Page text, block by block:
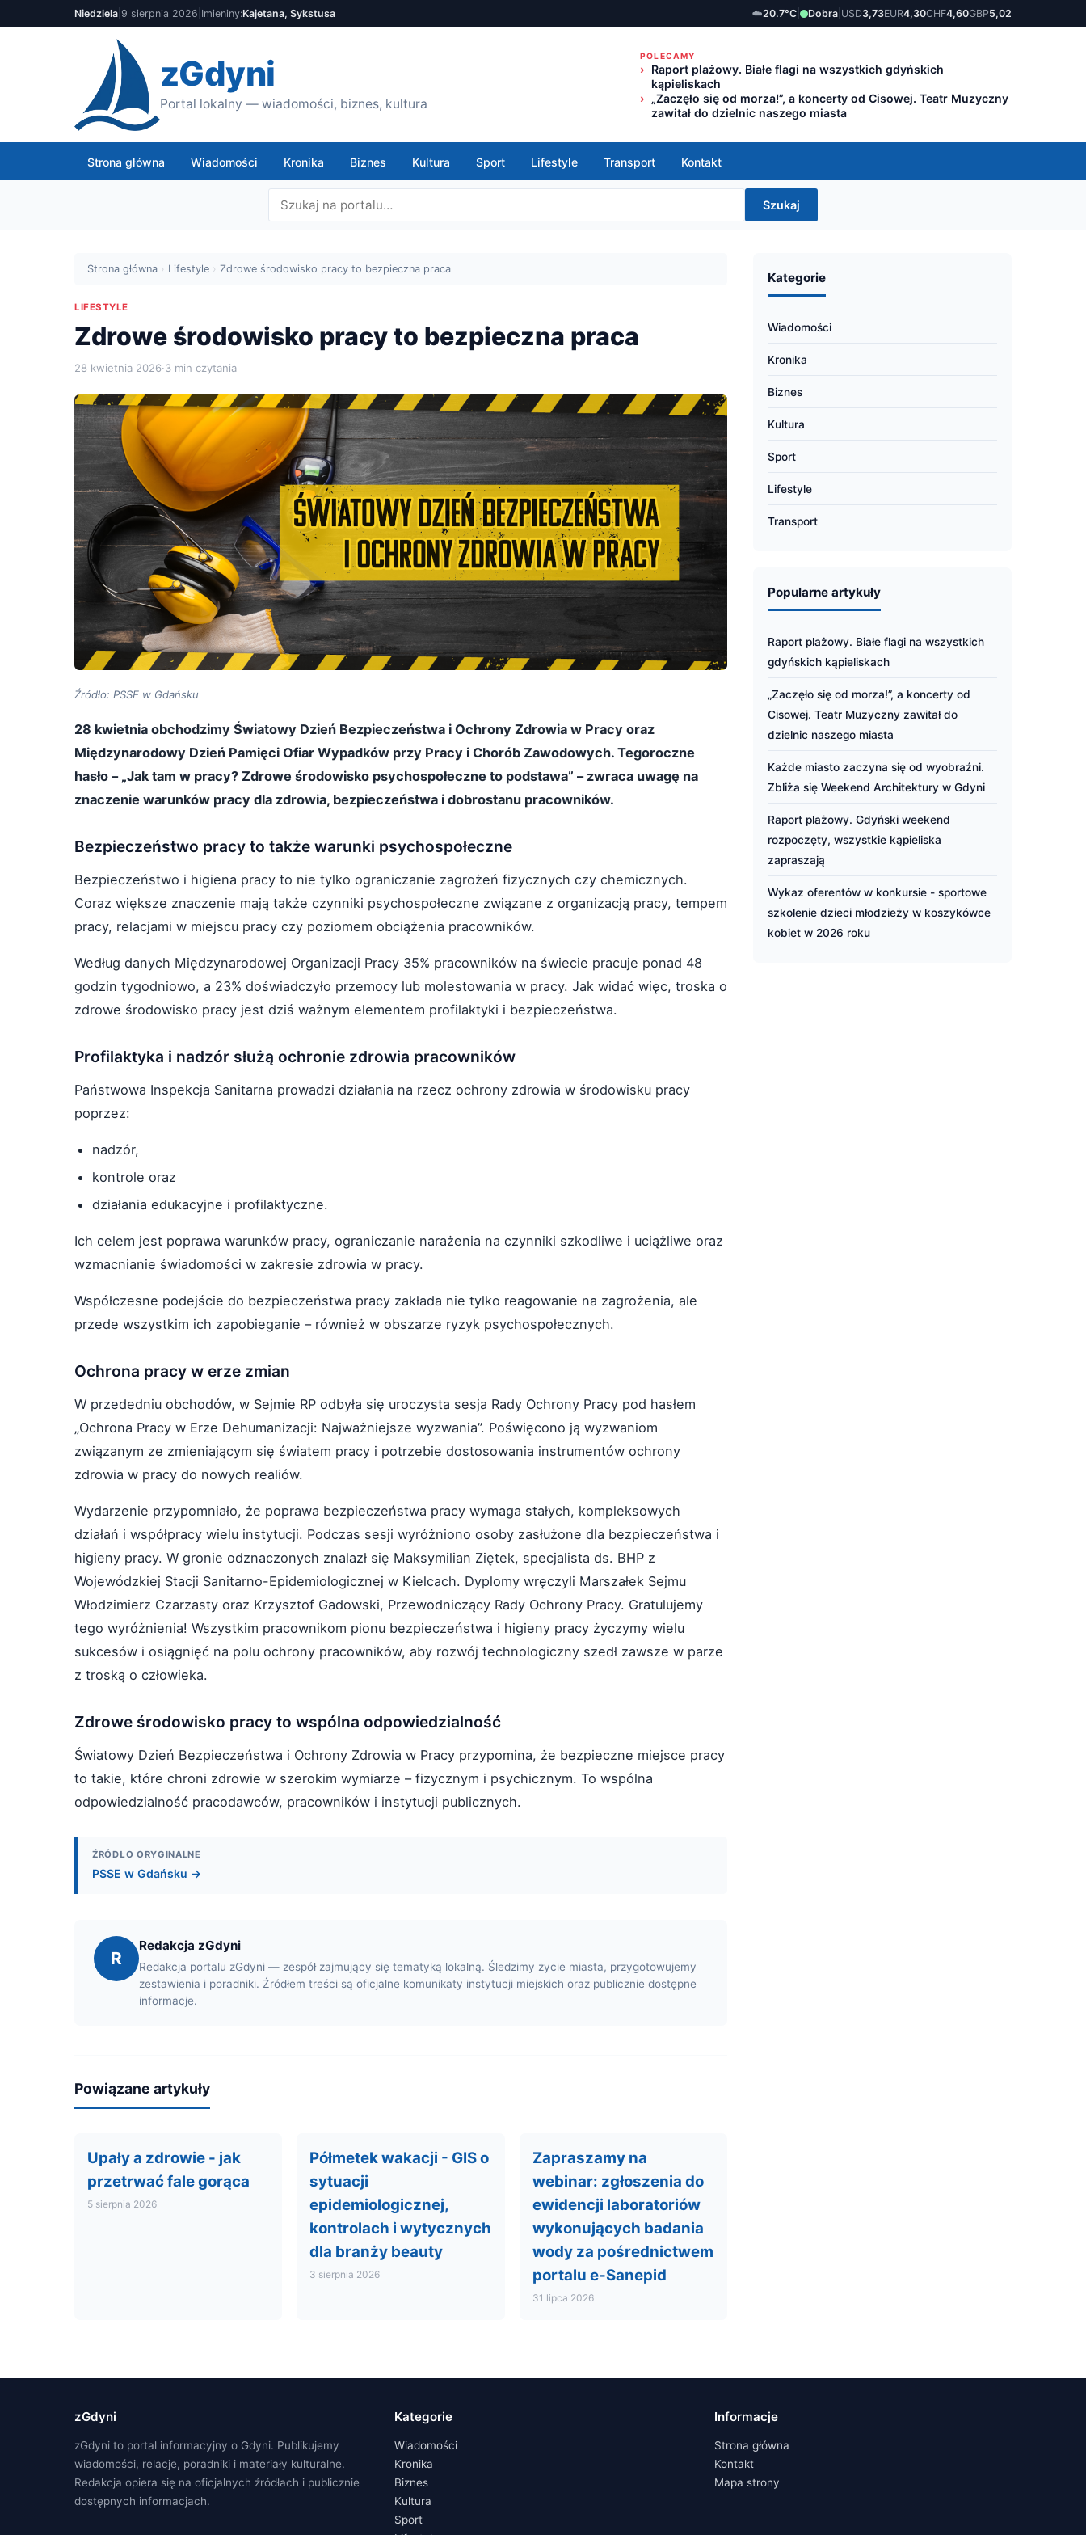
Niedziela 9 sierpnia 2026 Imieniny:Kajetana, Sykstusa ☁️20.7°C Dobra USD3,73EUR4,30CHF4,60GBP5,02
zGdyni
Portal lokalny — wiadomości, biznes, kultura
POLECAMY
Raport plażowy. Białe flagi na wszystkich gdyńskich
kąpieliskach
„Zaczęło się od morza!”, a koncerty od Cisowej. Teatr Muzyczny
zawitał do dzielnic naszego miasta
Strona główna Wiadomości Kronika Biznes Kultura Sport Lifestyle Transport Kontakt
Szukaj
Strona główna › Lifestyle › Zdrowe środowisko pracy to bezpieczna praca
LIFESTYLE
Zdrowe środowisko pracy to bezpieczna praca
28 kwietnia 2026·3 min czytania
Źródło: PSSE w Gdańsku
28 kwietnia obchodzimy Światowy Dzień Bezpieczeństwa i Ochrony Zdrowia w Pracy oraz
Międzynarodowy Dzień Pamięci Ofiar Wypadków przy Pracy i Chorób Zawodowych. Tegoroczne
hasło – „Jak tam w pracy? Zdrowe środowisko psychospołeczne to podstawa” – zwraca uwagę na
znaczenie warunków pracy dla zdrowia, bezpieczeństwa i dobrostanu pracowników.
Bezpieczeństwo pracy to także warunki psychospołeczne
Bezpieczeństwo i higiena pracy to nie tylko ograniczanie zagrożeń fizycznych czy chemicznych.
Coraz większe znaczenie mają także czynniki psychospołeczne związane z organizacją pracy, tempem
pracy, relacjami w miejscu pracy czy poziomem obciążenia pracowników.
Według danych Międzynarodowej Organizacji Pracy 35% pracowników na świecie pracuje ponad 48
godzin tygodniowo, a 23% doświadczyło przemocy lub molestowania w pracy. Jak widać więc, troska o
zdrowe środowisko pracy jest dziś ważnym elementem profilaktyki i bezpieczeństwa.
Profilaktyka i nadzór służą ochronie zdrowia pracowników
Państwowa Inspekcja Sanitarna prowadzi działania na rzecz ochrony zdrowia w środowisku pracy
poprzez:
nadzór,
kontrole oraz
działania edukacyjne i profilaktyczne.
Ich celem jest poprawa warunków pracy, ograniczanie narażenia na czynniki szkodliwe i uciążliwe oraz
wzmacnianie świadomości w zakresie zdrowia w pracy.
Współczesne podejście do bezpieczeństwa pracy zakłada nie tylko reagowanie na zagrożenia, ale
przede wszystkim ich zapobieganie – również w obszarze ryzyk psychospołecznych.
Ochrona pracy w erze zmian
W przededniu obchodów, w Sejmie RP odbyła się uroczysta sesja Rady Ochrony Pracy pod hasłem
„Ochrona Pracy w Erze Dehumanizacji: Najważniejsze wyzwania”. Poświęcono ją wyzwaniom
związanym ze zmieniającym się światem pracy i potrzebie dostosowania instrumentów ochrony
zdrowia w pracy do nowych realiów.
Wydarzenie przypomniało, że poprawa bezpieczeństwa pracy wymaga stałych, kompleksowych
działań i współpracy wielu instytucji. Podczas sesji wyróżniono osoby zasłużone dla bezpieczeństwa i
higieny pracy. W gronie odznaczonych znalazł się Maksymilian Ziętek, specjalista ds. BHP z
Wojewódzkiej Stacji Sanitarno-Epidemiologicznej w Kielcach. Dyplomy wręczyli Marszałek Sejmu
Włodzimierz Czarzasty oraz Krzysztof Gadowski, Przewodniczący Rady Ochrony Pracy. Gratulujemy
tego wyróżnienia! Wszystkim pracownikom pionu bezpieczeństwa i higieny pracy życzymy wielu
sukcesów i osiągnięć na polu ochrony pracowników, aby rozwój technologiczny szedł zawsze w parze
z troską o człowieka.
Zdrowe środowisko pracy to wspólna odpowiedzialność
Światowy Dzień Bezpieczeństwa i Ochrony Zdrowia w Pracy przypomina, że bezpieczne miejsce pracy
to takie, które chroni zdrowie w szerokim wymiarze – fizycznym i psychicznym. To wspólna
odpowiedzialność pracodawców, pracowników i instytucji publicznych.
ŹRÓDŁO ORYGINALNE
PSSE w Gdańsku →
R
Redakcja zGdyni
Redakcja portalu zGdyni — zespół zajmujący się tematyką lokalną. Śledzimy życie miasta, przygotowujemy
zestawienia i poradniki. Źródłem treści są oficjalne komunikaty instytucji miejskich oraz publicznie dostępne
informacje.
Powiązane artykuły
Upały a zdrowie - jak
przetrwać fale gorąca
5 sierpnia 2026
Półmetek wakacji - GIS o
sytuacji
epidemiologicznej,
kontrolach i wytycznych
dla branży beauty
3 sierpnia 2026
Zapraszamy na
webinar: zgłoszenia do
ewidencji laboratoriów
wykonujących badania
wody za pośrednictwem
portalu e-Sanepid
31 lipca 2026
Kategorie
Wiadomości
Kronika
Biznes
Kultura
Sport
Lifestyle
Transport
Popularne artykuły
Raport plażowy. Białe flagi na wszystkich
gdyńskich kąpieliskach
„Zaczęło się od morza!”, a koncerty od
Cisowej. Teatr Muzyczny zawitał do
dzielnic naszego miasta
Każde miasto zaczyna się od wyobraźni.
Zbliża się Weekend Architektury w Gdyni
Raport plażowy. Gdyński weekend
rozpoczęty, wszystkie kąpieliska
zapraszają
Wykaz oferentów w konkursie - sportowe
szkolenie dzieci młodzieży w koszykówce
kobiet w 2026 roku
zGdyni
zGdyni to portal informacyjny o Gdyni. Publikujemy
wiadomości, relacje, poradniki i materiały kulturalne.
Redakcja opiera się na oficjalnych źródłach i publicznie
dostępnych informacjach.
Kategorie
Wiadomości
Kronika
Biznes
Kultura
Sport
Informacje
Strona główna
Kontakt
Mapa strony